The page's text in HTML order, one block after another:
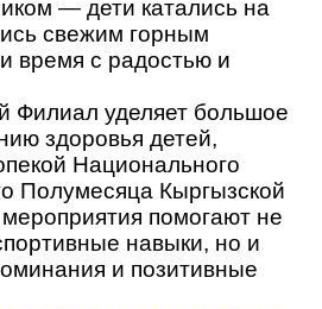
— дети катались на
свежим горным
время с радостью и
Филиал уделяет большое
здоровья детей,
Национального
Полумесяца Кыргызской
помогают не
навыки, но и
и позитивные